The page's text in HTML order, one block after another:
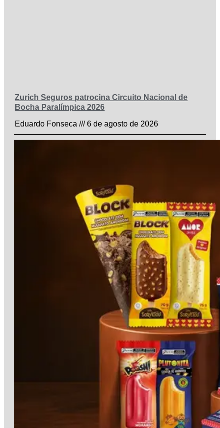
Zurich Seguros patrocina Circuito Nacional de
Bocha Paralímpica 2026
Eduardo Fonseca
6 de agosto de 2026